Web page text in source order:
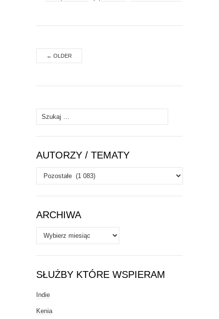
← OLDER
Szukaj:
AUTORZY / TEMATY
Autorzy
/
Tematy
ARCHIWA
Archiwa
SŁUŻBY KTÓRE WSPIERAM
Indie
Kenia